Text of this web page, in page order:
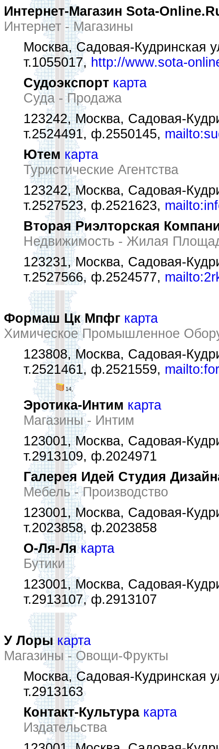
Интернет-Магазин Sota-
Интернет - Магазины
Москва, Садовая-Кудринская
т.1055017, http://www.sota-
Судоэкспорт карта
Суда - Продажа
123242, Москва, Садовая-
т.2524491, ф.2550145,
Ютем карта
Туристические Агентства
123242, Москва, Садовая-
т.2527523, ф.2521623,
Вторая Риэлторская
Недвижимость - Жилая
123231, Москва, Садовая-
т.2527566, ф.2524577,
Формаш Цк Мпфг карта
Химическое Промышленное
123808, Москва, Садовая-
т.2521461, ф.2521559,
14,
Эротика-Интим карта
Магазины - Интим
123001, Москва, Садовая-
т.2913109, ф.2024971
Галерея Идей Студия
Мебель - Производство
123001, Москва, Садовая-
т.2023858, ф.2023858
О-Ля-Ля карта
Бутики
123001, Москва, Садовая-
т.2913107, ф.2913107
У Лоры карта
Магазины - Овощи-Фрукты
Москва, Садовая-Кудринская
т.2913163
Контакт-Культура карта
Издательства